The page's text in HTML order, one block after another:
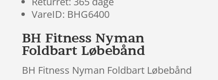
VareID: BHG6400
BH Fitness Nyman
Foldbart Løbebånd
BH Fitness Nyman Foldbart Løbebånd